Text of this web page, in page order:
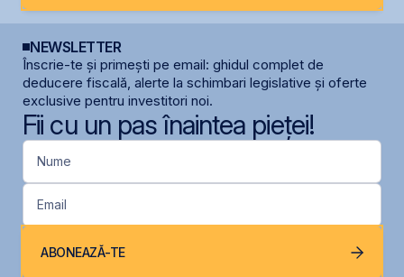
NEWSLETTER
Înscrie-te și primești pe email: ghidul complet de
deducere fiscală, alerte la schimbari legislative și oferte
exclusive pentru investitori noi.
Fii cu un pas înaintea pieței!
Nume
Email
ABONEAZĂ-TE